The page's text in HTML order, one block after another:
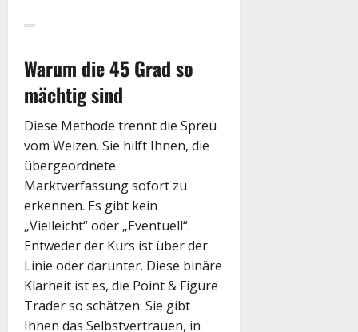
Warum die 45 Grad so
mächtig sind
Diese Methode trennt die Spreu
vom Weizen. Sie hilft Ihnen, die
übergeordnete
Marktverfassung sofort zu
erkennen. Es gibt kein
„Vielleicht“ oder „Eventuell“.
Entweder der Kurs ist über der
Linie oder darunter. Diese binäre
Klarheit ist es, die Point & Figure
Trader so schätzen: Sie gibt
Ihnen das Selbstvertrauen, in